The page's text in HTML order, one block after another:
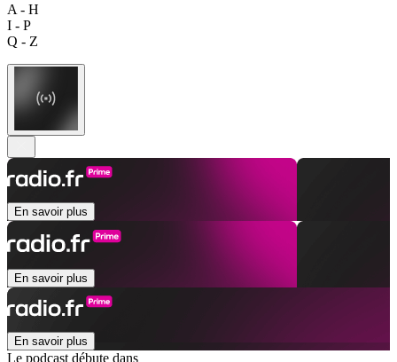
A - H
I - P
Q - Z
En savoir plus
En savoir plus
En savoir plus
Le podcast débute dans